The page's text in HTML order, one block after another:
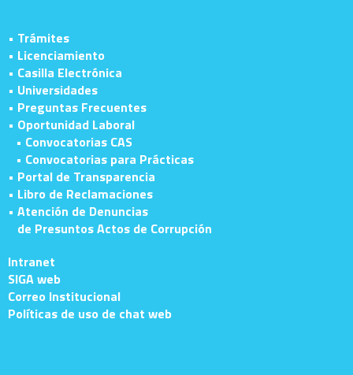
• Trámites
• Licenciamiento
• Casilla Electrónica
• Universidades
• Preguntas Frecuentes
• Oportunidad Laboral
• Convocatorias CAS
• Convocatorias para Prácticas
• Portal de Transparencia
• Libro de Reclamaciones
• Atención de Denuncias
de Presuntos Actos de Corrupción
Intranet
SIGA web
Correo Institucional
Políticas de uso de chat web